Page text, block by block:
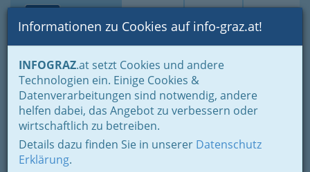
Suche Login Toggle
Informationen zu Cookies auf info-graz.at!
INFOGRAZ.at setzt Cookies und andere
Technologien ein. Einige Cookies &
Datenverarbeitungen sind notwendig, andere
helfen dabei, das Angebot zu verbessern oder
wirtschaftlich zu betreiben.
Details dazu finden Sie in unserer Datenschutz
Erklärung.
Home Branchen
Gewerbe, Handwerk, Banken
Gewerbe & Handwerk, Gliederung der WKO
Landesinnung Mode und Bekleidungstechnik
Damenkleidermacher
Rosa Maria Hofer
Hans-Sachs-Gasse 10, 8010 Graz
+43 316 814 605